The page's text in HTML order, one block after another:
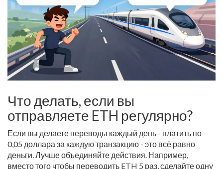
Что делать, если вы
отправляете ETH регулярно?
Если вы делаете переводы каждый день - платить по
0,05 доллара за каждую транзакцию - это всё равно
деньги. Лучше объединяйте действия. Например,
вместо того чтобы переводить ETH 5 раз, сделайте одну